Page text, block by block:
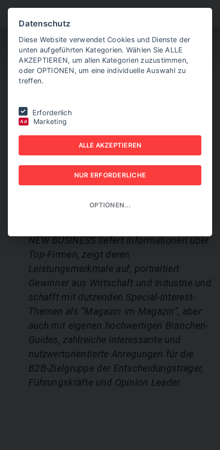
2021
NEW BUSINESS - NR. 1,
FEBRUAR 2021
NEW BUSINESS liefert Informationen über
Top-Firmen, zeigt deren
Leistungsmerkmale auf, portraitiert
Gewinner aus Wirtschaft und Industrie und
schafft mit dutzenden Special-Interest-
Themen als “Magazin im Magazin”, aber
auch mit eigenen hochwertigen Branchen-
Guides, zahlreiche interessante und
nutzwertorientierte Anregungen für die
B2B-Zielgruppe der Entscheidungsträger,
Führungskräfte und Opinion Leader.
Datenschutz
Diese Website verwendet Cookies und Dienste der
unten aufgeführten Kategorien. Wählen Sie ALLE
AKZEPTIEREN, um allen Kategorien zuzustimmen,
oder OPTIONEN, um eine individuelle Auswahl zu
treffen.
Erforderlich
Ad Marketing
ALLE AKZEPTIEREN
NUR ERFORDERLICHE
OPTIONEN...